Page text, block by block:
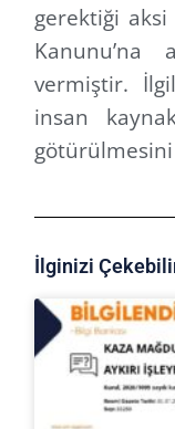
gerektiği
Kanunu’na
vermiştir.
insan
İlginizi